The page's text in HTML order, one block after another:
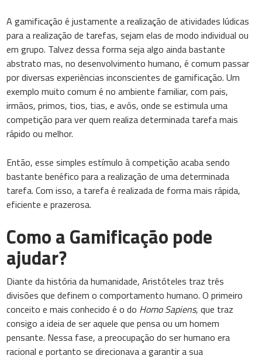
A gamificação é justamente a realização de atividades lúdicas
para a realização de tarefas, sejam elas de modo individual ou
em grupo. Talvez dessa forma seja algo ainda bastante
abstrato mas, no desenvolvimento humano, é comum passar
por diversas experiências inconscientes de gamificação. Um
exemplo muito comum é no ambiente familiar, com pais,
irmãos, primos, tios, tias, e avós, onde se estimula uma
competição para ver quem realiza determinada tarefa mais
rápido ou melhor.
Então, esse simples estímulo à competição acaba sendo
bastante benéfico para a realização de uma determinada
tarefa. Com isso, a tarefa é realizada de forma mais rápida,
eficiente e prazerosa.
Como a Gamificação pode
ajudar?
Diante da história da humanidade, Aristóteles traz três
divisões que definem o comportamento humano. O primeiro
conceito e mais conhecido é o do Homo Sapiens,que traz
consigo a ideia de ser aquele que pensa ou um homem
pensante. Nessa fase, a preocupação do ser humano era
racional e portanto se direcionava a garantir a sua